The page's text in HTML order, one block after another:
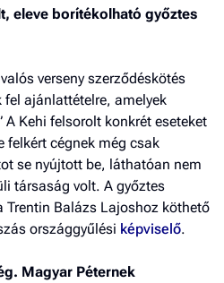
eleve borítékolható győztes
verseny szerződéskötés
fel ajánlattételre, amelyek
A Kehi felsorolt konkrét eseteket
felkért cégnek még csak
se nyújtott be, láthatóan nem
társaság volt. A győztes
Balázs Lajoshoz köthető
országgyűlési képviselő.
Magyar Péternek